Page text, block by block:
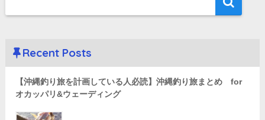
Recent Posts
【沖縄釣り旅を計画している人必読】沖縄釣り旅まとめ for
オカッパリ&ウェーディング